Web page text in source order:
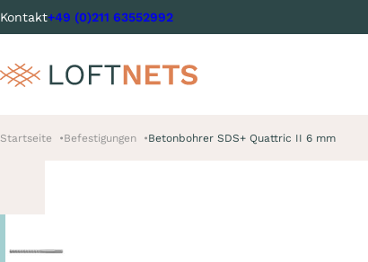
Kontakt+49 (0)211 63552992
Startseite Befestigungen Betonbohrer SDS+ Quattric II 6 mm